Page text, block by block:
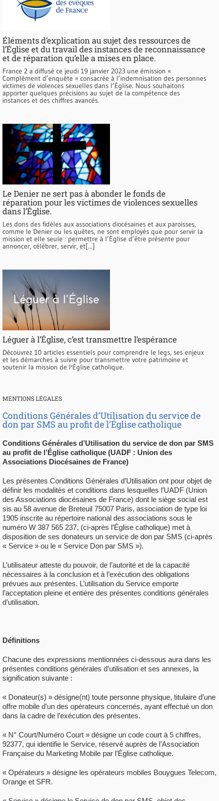
Éléments d’explication au sujet des ressources de
l’Église et du travail des instances de reconnaissance
et de réparation qu’elle a mises en place.
France 2 a diffusé ce jeudi 19 janvier 2023 une émission «
Complément d’enquête » consacrée à l’indemnisation des personnes
victimes de violences sexuelles dans l’Église. Nous souhaitons
apporter quelques précisions au sujet de la compétence des
instances et des chiffres avancés.
Le Denier ne sert pas à abonder le fonds de
réparation pour les victimes de violences sexuelles
dans l’Église.
Les dons des fidèles aux associations diocésaines et aux paroisses,
comme le Denier ou les quêtes, ne sont employés que pour servir la
mission et elle seule : permettre à l’Église d’être présente pour
annoncer, célébrer, servir, et[...]
Léguer à l’Église, c’est transmettre l’espérance
Découvrez 10 articles essentiels pour comprendre le legs, ses enjeux
et les démarches à suivre pour transmettre votre patrimoine et
soutenir la mission de l'Église catholique.
MENTIONS LÉGALES
Conditions Générales d’Utilisation du service de
don par SMS au profit de l’Église catholique
Conditions Générales d’Utilisation du service de don par SMS
au profit de l’Église catholique (UADF : Union des
Associations Diocésaines de France)
Les présentes Conditions Générales d’Utilisation ont pour objet de
définir les modalités et conditions dans lesquelles l’UADF (Union
des Associations diocésaines de France) dont le siège social est
sis au 58 avenue de Breteuil 75007 Paris, association de type loi
1905 inscrite au répertoire national des associations sous le
numéro W 387 565 237, (ci-après l’Église catholique) met à
disposition de ses donateurs un service de don par SMS (ci-après
« Service » ou le « Service Don par SMS »).
L’utilisateur atteste du pouvoir, de l’autorité et de la capacité
nécessaires à la conclusion et à l’exécution des obligations
prévues aux présentes. L’utilisation du Service emporte
l’acceptation pleine et entière des présentes conditions générales
d’utilisation.
Définitions
Chacune des expressions mentionnées ci-dessous aura dans les
présentes conditions générales d’utilisation et ses annexes, la
signification suivante :
« Donateur(s) » désigne(nt) toute personne physique, titulaire d’une
offre mobile d’un des opérateurs concernés, ayant effectué un don
dans la cadre de l’exécution des présentes.
« N° Court/Numéro Court » désigne un code court à 5 chiffres,
92377, qui identifie le Service, réservé auprès de l’Association
Française du Marketing Mobile par l’Église catholique.
« Opérateurs » désigne les opérateurs mobiles Bouygues Telecom,
Orange et SFR.